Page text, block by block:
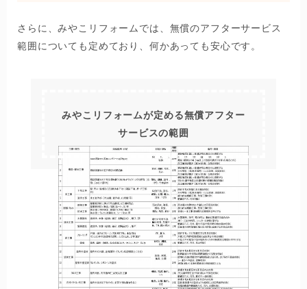
さらに、みやこリフォームでは、無償のアフターサービス
範囲についても定めており、何かあっても安心です。
みやこリフォームが定める無償アフター
サービスの範囲